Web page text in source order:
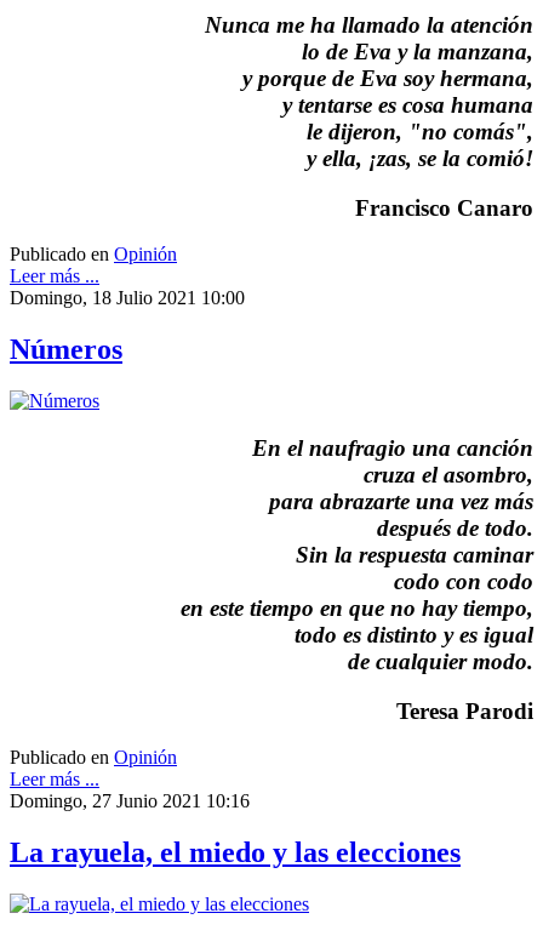
Nunca me ha llamado la atención
lo de Eva y la manzana,
y porque de Eva soy hermana,
y tentarse es cosa humana
le dijeron, "no comás",
y ella, ¡zas, se la comió!
Francisco Canaro
Publicado en Opinión
Leer más ...
Domingo, 18 Julio 2021 10:00
Números
En el naufragio una canción
cruza el asombro,
para abrazarte una vez más
después de todo.
Sin la respuesta caminar
codo con codo
en este tiempo en que no hay tiempo,
todo es distinto y es igual
de cualquier modo.
Teresa Parodi
Publicado en Opinión
Leer más ...
Domingo, 27 Junio 2021 10:16
La rayuela, el miedo y las elecciones